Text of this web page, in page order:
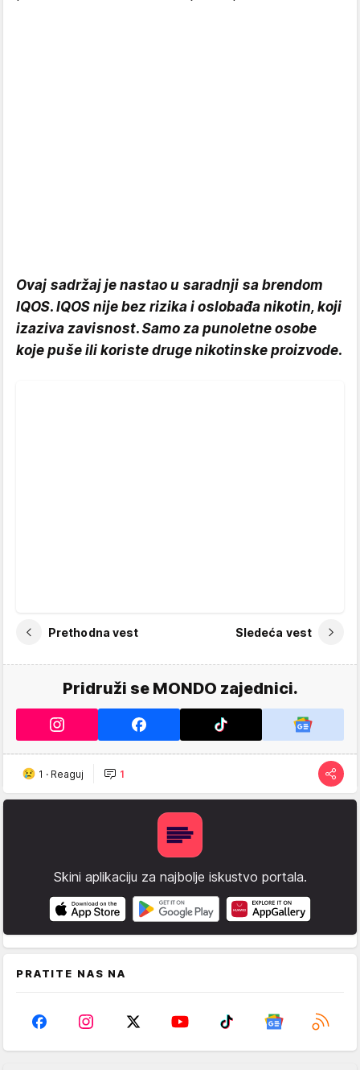
Ovaj sadržaj je nastao u saradnji sa brendom
IQOS. IQOS nije bez rizika i oslobađa nikotin, koji
izaziva zavisnost. Samo za punoletne osobe
koje puše ili koriste druge nikotinske proizvode.
Prethodna vest Sledeća vest
Pridruži se MONDO zajednici.
1 · Reaguj 1
Skini aplikaciju za najbolje iskustvo portala.
PRATITE NAS NA